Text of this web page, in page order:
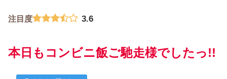
注目度 3.6
本日もコンビニ飯ご馳走様でしたっ!!